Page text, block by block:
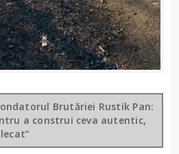
Brutăriei Rustik Pan:
a construi ceva autentic,